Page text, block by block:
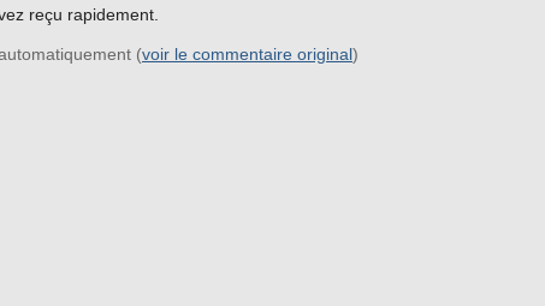
reçu rapidement.
(voir le commentaire original)